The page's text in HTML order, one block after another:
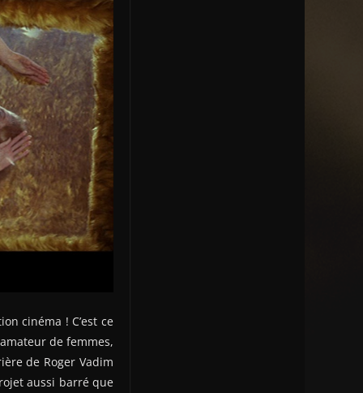
cinéma ! C’est ce
de femmes,
de Roger Vadim
aussi barré que